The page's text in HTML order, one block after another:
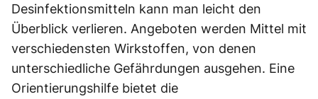
Desinfektionsmitteln kann man leicht den
Überblick verlieren. Angeboten werden Mittel mit
verschiedensten Wirkstoffen, von denen
unterschiedliche Gefährdungen ausgehen. Eine
Orientierungshilfe bietet die